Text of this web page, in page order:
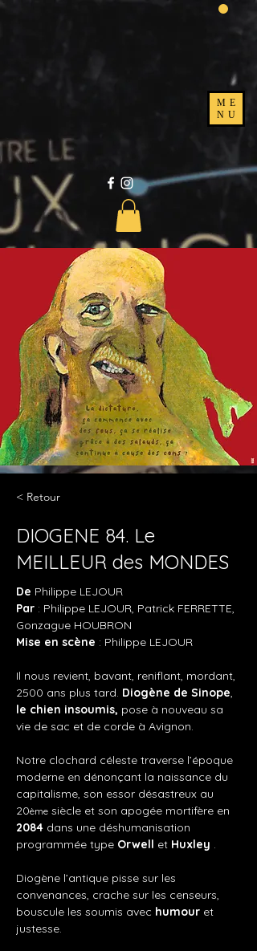
ME
NU
< Retour
DIOGENE 84. Le
MEILLEUR des MONDES
De Philippe LEJOUR
Par : Philippe LEJOUR, Patrick FERRETTE,
Gonzague HOUBRON
Mise en scène : Philippe LEJOUR
Il nous revient, bavant, reniflant, mordant,
2500 ans plus tard. Diogène de Sinope,
le chien insoumis, pose à nouveau sa
vie de sac et de corde à Avignon.
Notre clochard céleste traverse l’époque
moderne en dénonçant la naissance du
capitalisme, son essor désastreux au
20ème siècle et son apogée mortifère en
2084 dans une déshumanisation
programmée type Orwell et Huxley .
Diogène l’antique pisse sur les
convenances, crache sur les censeurs,
bouscule les soumis avec humour et
justesse.